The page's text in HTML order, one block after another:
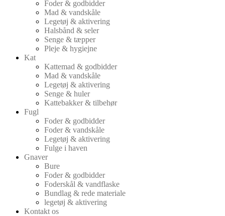
Foder & godbidder
Mad & vandskåle
Legetøj & aktivering
Halsbånd & seler
Senge & tæpper
Pleje & hygiejne
Kat
Kattemad & godbidder
Mad & vandskåle
Legetøj & aktivering
Senge & huler
Kattebakker & tilbehør
Fugl
Foder & godbidder
Foder & vandskåle
Legetøj & aktivering
Fulge i haven
Gnaver
Bure
Foder & godbidder
Foderskål & vandflaske
Bundlag & rede materiale
legetøj & aktivering
Kontakt os